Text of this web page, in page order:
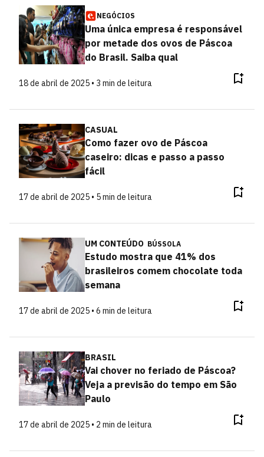
NEGÓCIOS
Uma única empresa é responsável
por metade dos ovos de Páscoa
do Brasil. Saiba qual
18 de abril de 2025 • 3 min de leitura
CASUAL
Como fazer ovo de Páscoa
caseiro: dicas e passo a passo
fácil
17 de abril de 2025 • 5 min de leitura
UM CONTEÚDO BÚSSOLA
Estudo mostra que 41% dos
brasileiros comem chocolate toda
semana
17 de abril de 2025 • 6 min de leitura
BRASIL
Vai chover no feriado de Páscoa?
Veja a previsão do tempo em São
Paulo
17 de abril de 2025 • 2 min de leitura